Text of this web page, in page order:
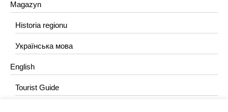
Magazyn
Historia regionu
Українська мова
English
Tourist Guide